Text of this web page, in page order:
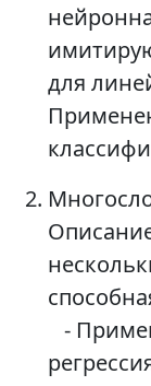
для
-